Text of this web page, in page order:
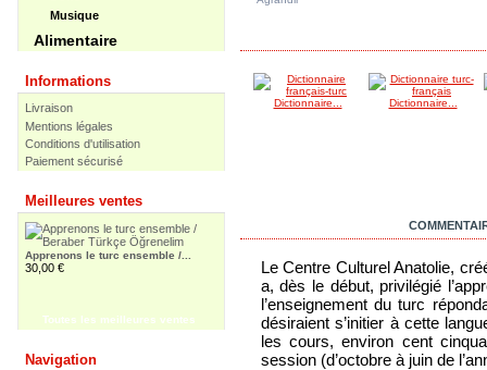
Musique
Alimentaire
Informations
Livraison
Mentions légales
Conditions d'utilisation
Paiement sécurisé
Meilleures ventes
Apprenons le turc ensemble /...
30,00 €
55,00 €
Toutes les meilleures ventes
Navigation
Dictionnaire... Dictionnaire...
Le Centre Culturel Anatolie,
a, dès le début, privilégié
l’enseignement du turc
désiraient s’initier à cette
les cours, environ cent
session (d’octobre à juin de